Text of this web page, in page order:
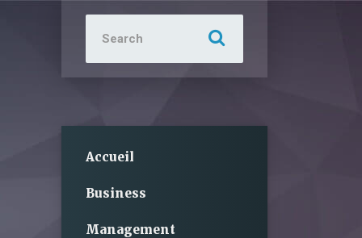
for:
Accueil
Business
Management